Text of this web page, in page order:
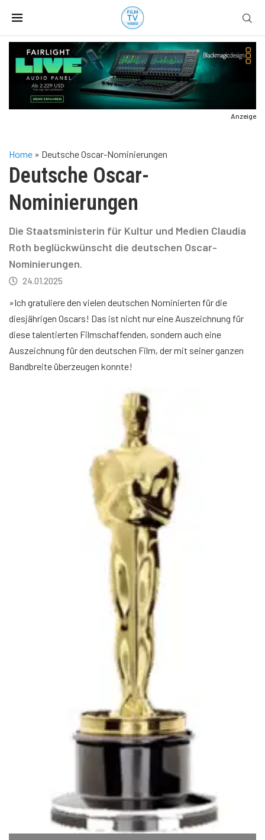
Anzeige
Home » Deutsche Oscar-Nominierungen
Deutsche Oscar-
Nominierungen
Die Staatsministerin für Kultur und Medien Claudia
Roth beglückwünscht die deutschen Oscar-
Nominierungen.
24.01.2025
»Ich gratuliere den vielen deutschen Nominierten für die
diesjährigen Oscars! Das ist nicht nur eine Auszeichnung für
diese talentierten Filmschaffenden, sondern auch eine
Auszeichnung für den deutschen Film, der mit seiner ganzen
Bandbreite überzeugen konnte!